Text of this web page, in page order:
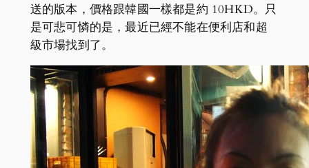
送的版本，價格跟韓國一樣都是約 10HKD。只
是可悲可憐的是，最近已經不能在便利店和超
級市場找到了。